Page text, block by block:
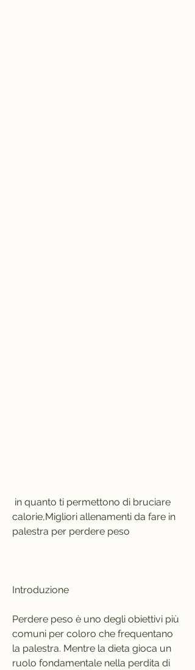
calorie,Migliori allenamenti da fare in
palestra per perdere peso
Introduzione
Perdere peso è uno degli obiettivi più
comuni per coloro che frequentano
la palestra. Mentre la dieta gioca un
ruolo fondamentale nella perdita di